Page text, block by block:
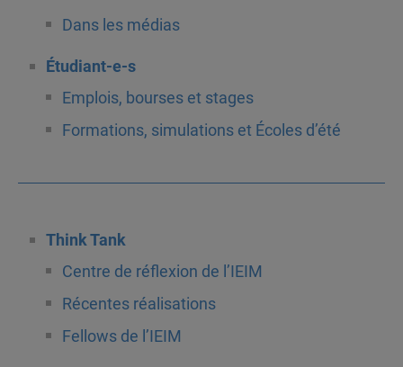
Dans les médias
Étudiant-e-s
Emplois, bourses et stages
Formations, simulations et Écoles d’été
Think Tank
Centre de réflexion de l’IEIM
Récentes réalisations
Fellows de l’IEIM